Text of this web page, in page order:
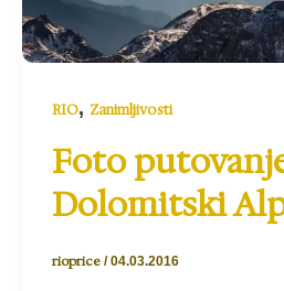
RIO, Zanimljivosti
Foto
Dolomitski
rioprice /04.03.2016